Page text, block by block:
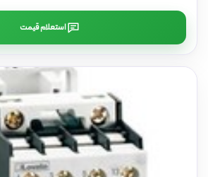
استعلام قیمت